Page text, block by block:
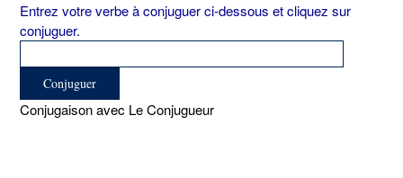
Entrez votre verbe à conjuguer ci-dessous et cliquez sur
conjuguer.
Conjugaison avec Le Conjugueur